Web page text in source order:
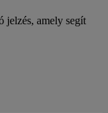
jelzés, amely segít